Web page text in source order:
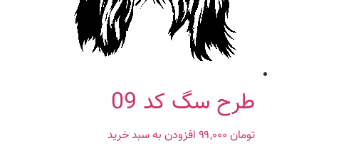
طرح سگ کد 09
تومان افزودن به سبد خرید